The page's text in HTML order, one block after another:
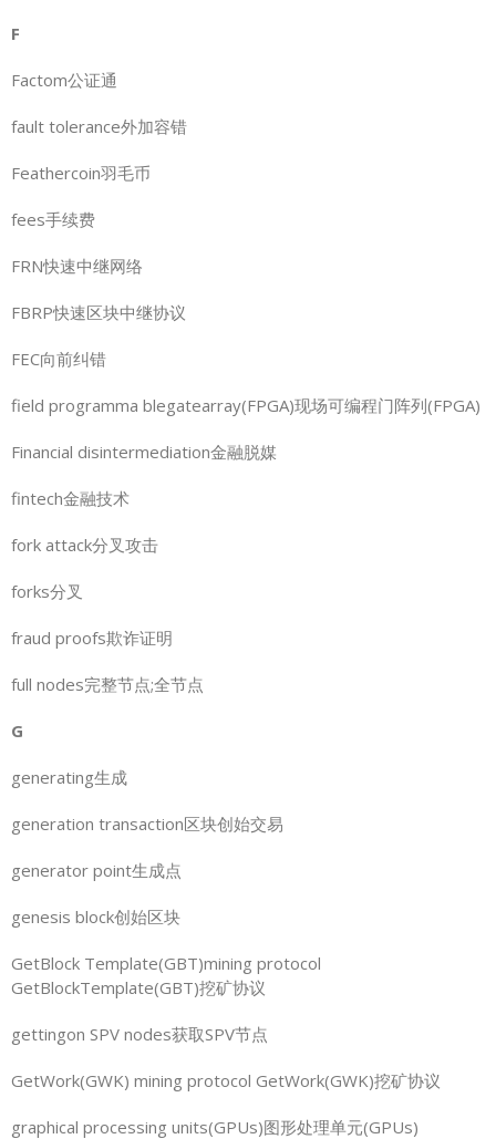
F
Factom公证通
fault tolerance外加容错
Feathercoin羽毛币
fees手续费
FRN快速中继网络
FBRP快速区块中继协议
FEC向前纠错
field programma blegatearray(FPGA)现场可编程门阵列(FPGA)
Financial disintermediation金融脱媒
fintech金融技术
fork attack分叉攻击
forks分叉
fraud proofs欺诈证明
full nodes完整节点;全节点
G
generating生成
generation transaction区块创始交易
generator point生成点
genesis block创始区块
GetBlock Template(GBT)mining protocol
GetBlockTemplate(GBT)挖矿协议
gettingon SPV nodes获取SPV节点
GetWork(GWK) mining protocol GetWork(GWK)挖矿协议
graphical processing units(GPUs)图形处理单元(GPUs)